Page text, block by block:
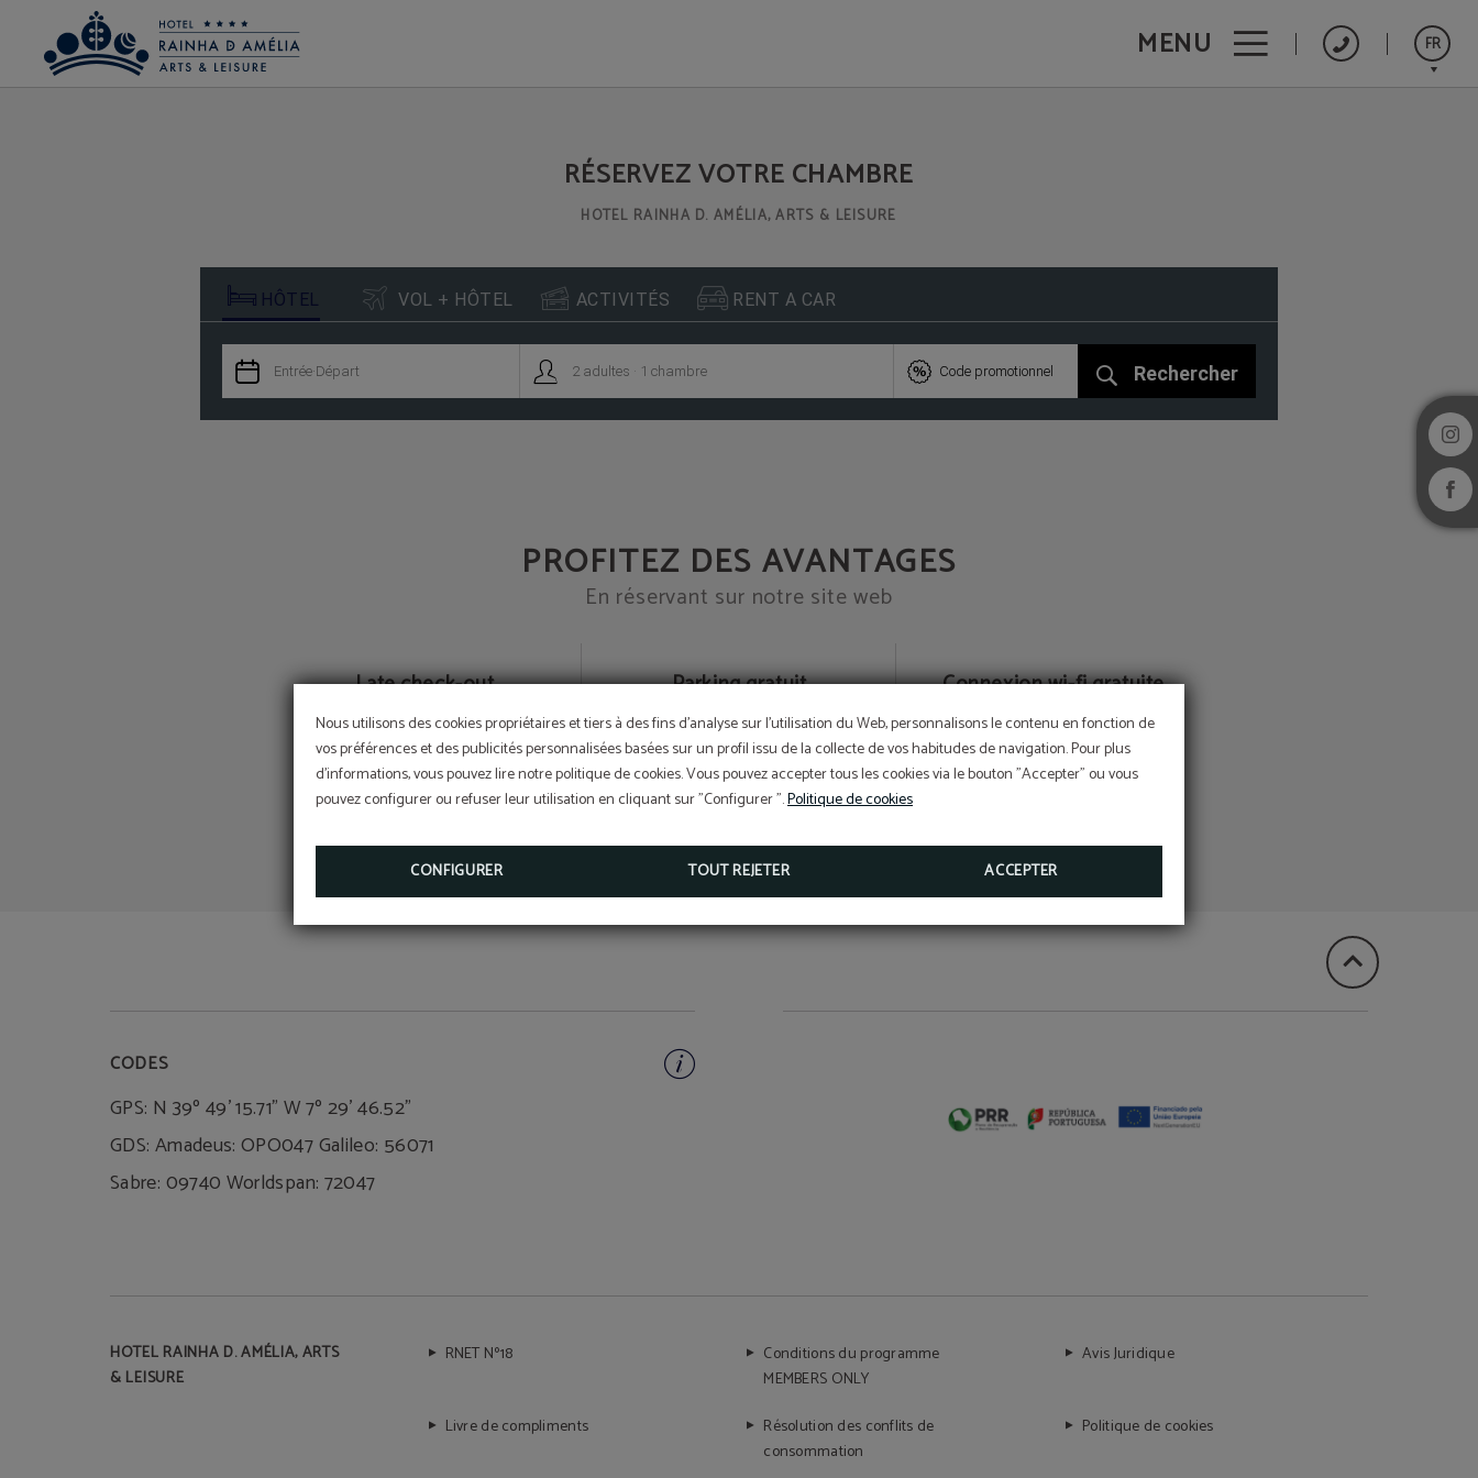
Nous utilisons des cookies propriétaires et tiers à des fins d'analyse sur l'utilisation du Web, personnalisons le contenu en fonction de
vos préférences et des publicités personnalisées basées sur un profil issu de la collecte de vos habitudes de navigation. Pour plus
d'informations, vous pouvez lire notre politique de cookies. Vous pouvez accepter tous les cookies via le bouton "Accepter" ou vous
pouvez configurer ou refuser leur utilisation en cliquant sur "Configurer ".Politique de cookies
CONFIGURER TOUT REJETER ACCEPTER
MENU FR
Réservez en Hotel Rainha D. Amélia, Arts & Leisure à Castelo Branco - Site web officiel
RÉSERVEZ VOTRE CHAMBRE
HOTEL RAINHA D. AMÉLIA, ARTS & LEISURE
 HÔTEL  VOL + HÔTEL  ACTIVITÉS  RENT A CAR
 Entrée·Départ  2 adultes . 1 chambre  Code promotionnel  Rechercher
PROFITEZ DES AVANTAGES
En réservant sur notre site web
Late check-out
sous réserve de disponibilité
Parking gratuit
sous réserve de disponibilité
Connexion wi-fi gratuite
pour nos clients
CODES
GPS: N 39º 49' 15.71" W 7º 29' 46.52"
GDS: Amadeus: OPO047 Galileo: 56071
Sabre: 09740 Worldspan: 72047
HOTEL RAINHA D. AMÉLIA, ARTS
& LEISURE
RNET Nº18
Conditions du programme
MEMBERS ONLY
Avis Juridique
Livre de compliments
Résolution des conflits de
consommation
Politique de cookies